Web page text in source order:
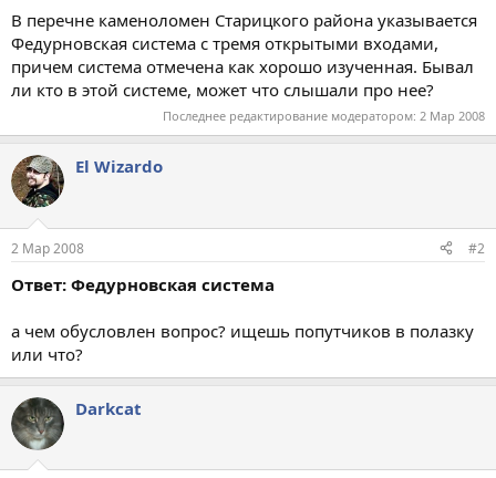
а
В перечне каменоломен Старицкого района указывается
Федурновская система с тремя открытыми входами,
причем система отмечена как хорошо изученная. Бывал
ли кто в этой системе, может что слышали про нее?
Последнее редактирование модератором: 2 Мар 2008
El Wizardo
2 Мар 2008 #2
Ответ: Федурновская система
а чем обусловлен вопрос? ищешь попутчиков в полазку
или что?
Darkcat